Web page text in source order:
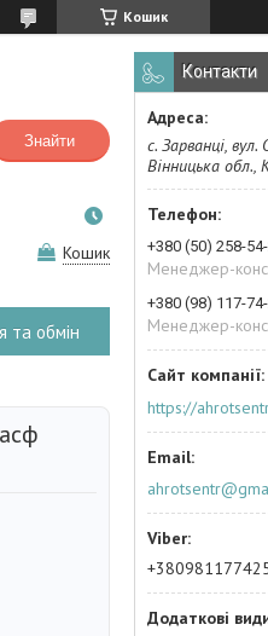
Кошик
Знайти
Кошик
та обмін
Контакти
с. Зарванці, вул.
Вінницька обл.,
+380 (50) 258-
Менеджер-
+380 (98) 117-
Менеджер-
https://